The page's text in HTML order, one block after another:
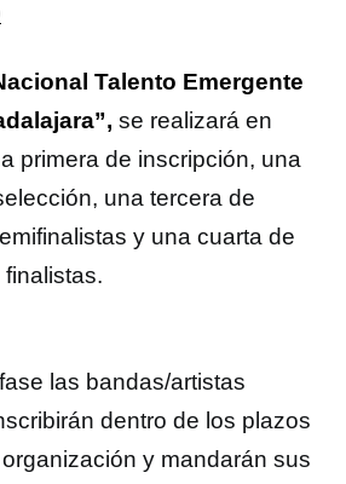
Talento Emergente
se realizará en
primera de inscripción, una
una tercera de
y una cuarta de
las bandas/artistas
dentro de los plazos
y mandarán sus